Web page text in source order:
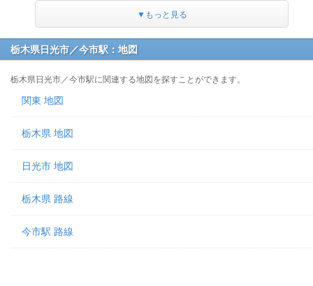
▼もっと見る
栃木県日光市／今市駅：地図
栃木県日光市／今市駅に関連する地図を探すことができます。
関東 地図
栃木県 地図
日光市 地図
栃木県 路線
今市駅 路線